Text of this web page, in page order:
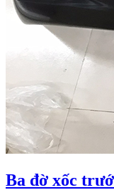
Ba đờ xốc